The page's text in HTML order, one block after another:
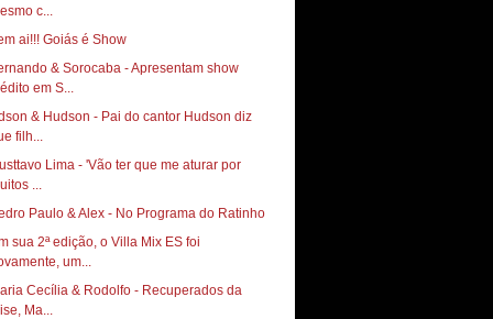
c...
ai!!! Goiás é Show
& Sorocaba - Apresentam show
em S...
& Hudson - Pai do cantor Hudson diz
filh...
Lima - 'Vão ter que me aturar por
...
Paulo & Alex - No Programa do Ratinho
sua 2ª edição, o Villa Mix ES foi
um...
Cecília & Rodolfo - Recuperados da
Ma...